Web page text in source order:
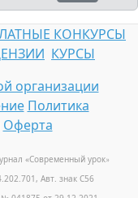
КОНКУРСЫ
КУРСЫ
организации
Политика
Оферта
«Современный урок»
Авт. знак С56